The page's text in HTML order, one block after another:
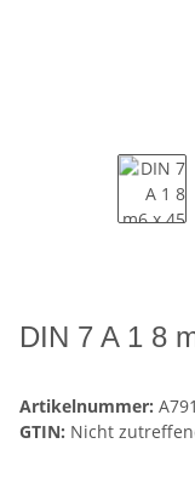
DIN 7 A 1 8
Artikelnummer:
GTIN: Nicht